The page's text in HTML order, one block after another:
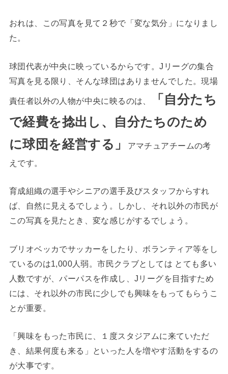
おれは、この写真を見て２秒で「変な気分」になりまし
た。
球団代表が中央に映っているからです。Jリーグの集合
写真を見る限り、そんな球団はありませんでした。現場
責任者以外の人物が中央に映るのは、
「自分たち
で経費を捻出し、自分たちのため
に球団を経営する」
アマチュアチームの考
えです。
育成組織の選手やシニアの選手及びスタッフからすれ
ば、自然に見えるでしょう。しかし、それ以外の市民が
この写真を見たとき、変な感じがするでしょう。
ブリオベッカでサッカーをしたり、ボランティア等をし
ているのは1,000人弱。市民クラブとしては とても多い
人数ですが、パーパスを作成し、Jリーグを目指すため
には、それ以外の市民に少しでも興味をもってもらうこ
とが重要。
「興味をもった市民に、１度スタジアムに来ていただ
き、結果何度も来る」といった人を増やす活動をするの
が大事です。